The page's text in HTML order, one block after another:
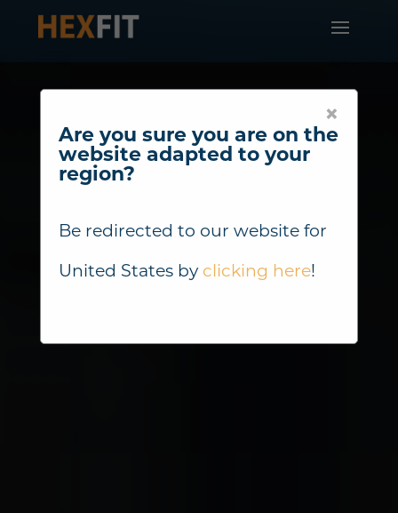
×
Are you sure you are on the
website adapted to your
region?
Be redirected to our website for
United Statesby clicking here!